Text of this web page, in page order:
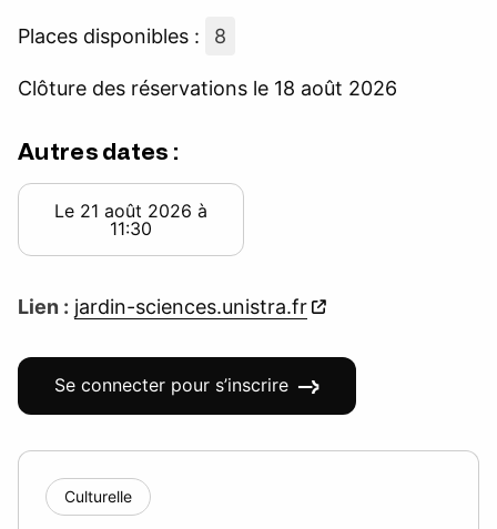
Places disponibles : 8
Clôture des réservations le 18 août 2026
Autres dates :
Le 21 août 2026 à
11:30
Lien : jardin-sciences.unistra.fr
Se connecter pour s’inscrire
Culturelle